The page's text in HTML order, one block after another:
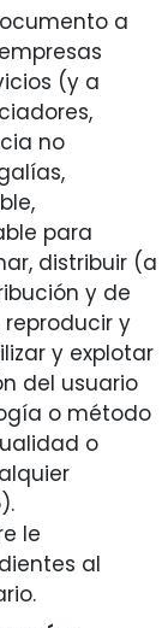
a
(y a
no
para
distribuir (a
y de
y
y explotar
del usuario
o método
o
le
al